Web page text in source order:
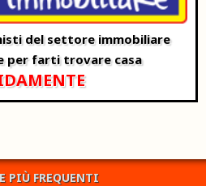
del settore immobiliare
per farti trovare casa
PIÙ FREQUENTI